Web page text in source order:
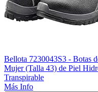
Bellota 7230043S3 - Botas
Mujer (Talla 43) de Piel
Transpirable
Más Info